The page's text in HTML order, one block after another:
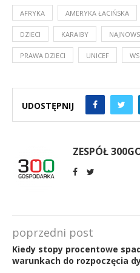
AFRYKA AMERYKA ŁACIŃSKA
DZIECI KARAIBY
PRAWA DZIECI UNICEF
UDOSTĘPNIJ
ZESPÓŁ
poprzedni post
Kiedy stopy procentowe
warunkach do rozpoczęcia